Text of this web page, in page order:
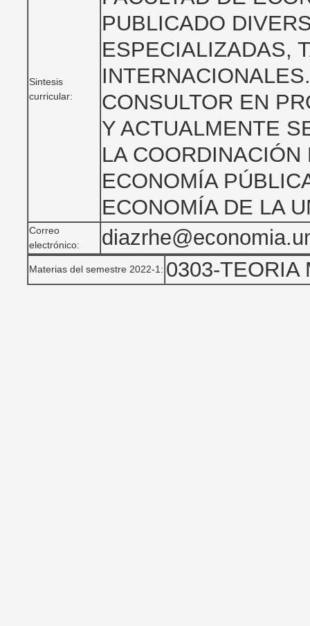
Sintesis
curricular:
PUBLICADO
ESPECIALIZADAS,
CONSULTOR EN
Y ACTUALMENTE
LA
ECONOMÍA
ECONOMÍA DE LA
Correo
electrónico:
Materias del semestre 2022-1: 0303-TEORIA